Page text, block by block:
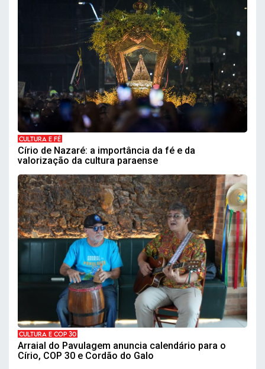
CULTURA E FÉ
Círio de Nazaré: a importância da fé e da
valorização da cultura paraense
CULTURA E COP 30
Arraial do Pavulagem anuncia calendário para o
Círio, COP 30 e Cordão do Galo